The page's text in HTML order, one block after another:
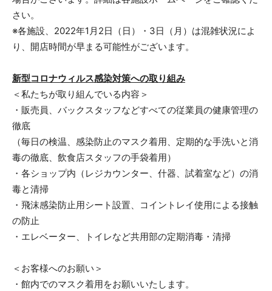
さい。
※各施設、2022年1月2日（日）・3日（月）は混雑状況によ
り、開店時間が早まる可能性がございます。
新型コロナウィルス感染対策への取り組み
＜私たちが取り組んでいる内容＞
・販売員、バックスタッフなどすべての従業員の健康管理の
徹底
（毎日の検温、感染防止のマスク着用、定期的な手洗いと消
毒の徹底、飲食店スタッフの手袋着用）
・各ショップ内（レジカウンター、什器、試着室など）の消
毒と清掃
・飛沫感染防止用シート設置、コイントレイ使用による接触
の防止
・エレベーター、トイレなど共用部の定期消毒・清掃
＜お客様へのお願い＞
・館内でのマスク着用をお願いいたします。